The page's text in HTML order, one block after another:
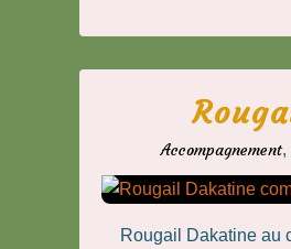
Accompagnement,
Rougail Dakatine au